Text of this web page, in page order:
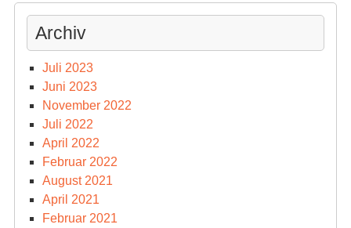
Archiv
Juli 2023
Juni 2023
November 2022
Juli 2022
April 2022
Februar 2022
August 2021
April 2021
Februar 2021